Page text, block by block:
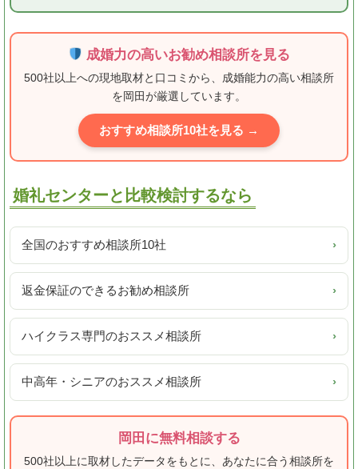
成婚力の高いお勧め相談所を見る
500社以上への現地取材と口コミから、成婚能力の高い相談所
を岡田が厳選しています。
おすすめ相談所10社を見る →
婚礼センターと比較検討するなら
全国のおすすめ相談所10社 ›
返金保証のできるお勧め相談所 ›
ハイクラス専門のおススメ相談所 ›
中高年・シニアのおススメ相談所 ›
岡田に無料相談する
500社以上に取材したデータをもとに、あなたに合う相談所を